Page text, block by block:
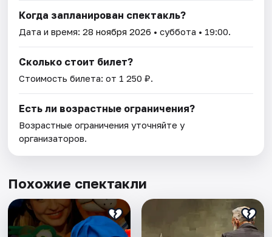
Когда запланирован спектакль?
Дата и время:28 ноября 2026 • суббота • 19:00.
Сколько стоит билет?
Стоимость билета: от 1 250 ₽.
Есть ли возрастные ограничения?
Возрастные ограничения уточняйте у
организаторов.
Похожие спектакли